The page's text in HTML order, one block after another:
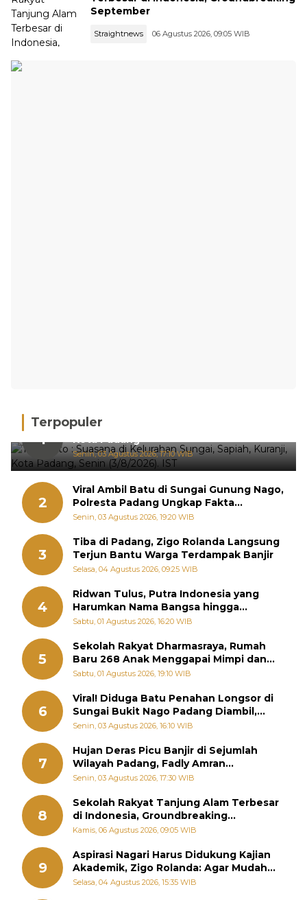
September
Straightnews 06 Agustus 2026, 09:05 WIB
Terpopuler
1
Hujan Deras, 15 Titik Banjir Terdeteksi di
Kota Padang
Senin, 03 Agustus 2026, 17:10 WIB
2
Viral Ambil Batu di Sungai Gunung Nago,
Polresta Padang Ungkap Fakta
Sebenarnya
Senin, 03 Agustus 2026, 19:20 WIB
3
Tiba di Padang, Zigo Rolanda Langsung
Terjun Bantu Warga Terdampak Banjir
Selasa, 04 Agustus 2026, 09:25 WIB
4
Ridwan Tulus, Putra Indonesia yang
Harumkan Nama Bangsa hingga
Diabadikan dalam Buku Jepang
Sabtu, 01 Agustus 2026, 16:20 WIB
5
Sekolah Rakyat Dharmasraya, Rumah
Baru 268 Anak Menggapai Mimpi dan
Memutus Rantai Kemiskinan
Sabtu, 01 Agustus 2026, 19:10 WIB
6
Viral! Diduga Batu Penahan Longsor di
Sungai Bukit Nago Padang Diambil,
Warga Khawatir Bencana Terulang
Senin, 03 Agustus 2026, 16:10 WIB
7
Hujan Deras Picu Banjir di Sejumlah
Wilayah Padang, Fadly Amran
Perintahkan OPD Siaga
Senin, 03 Agustus 2026, 17:30 WIB
8
Sekolah Rakyat Tanjung Alam Terbesar
di Indonesia, Groundbreaking
September
Kamis, 06 Agustus 2026, 09:05 WIB
9
Aspirasi Nagari Harus Didukung Kajian
Akademik, Zigo Rolanda: Agar Mudah
Diperjuangkan di Kementerian
Selasa, 04 Agustus 2026, 15:35 WIB